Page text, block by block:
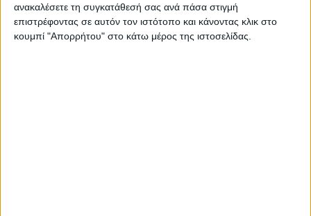
ανακαλέσετε τη συγκατάθεσή σας ανά πάσα στιγμή
επιστρέφοντας σε αυτόν τον ιστότοπο και κάνοντας κλικ στο
κουμπί "Απορρήτου" στο κάτω μέρος της ιστοσελίδας.